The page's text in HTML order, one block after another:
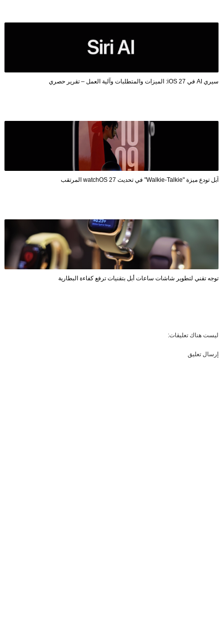
سيري AI في iOS 27: الميزات والمتطلبات وآلية العمل – تقرير حصري
آبل تودع ميزة "Walkie-Talkie" في تحديث watchOS 27 المرتقب
توجه تقني لتطوير شاشات ساعات أبل بتقنيات ترفع كفاءة البطارية
ليست هناك تعليقات:
إرسال تعليق